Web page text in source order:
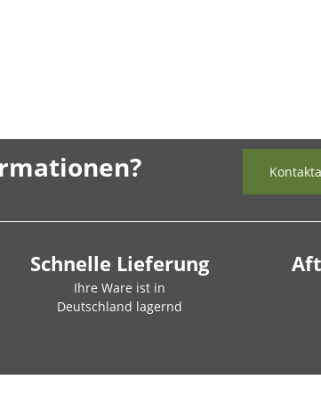
Schnelle Lieferung
Ihre Ware ist in
Deutschland lagernd